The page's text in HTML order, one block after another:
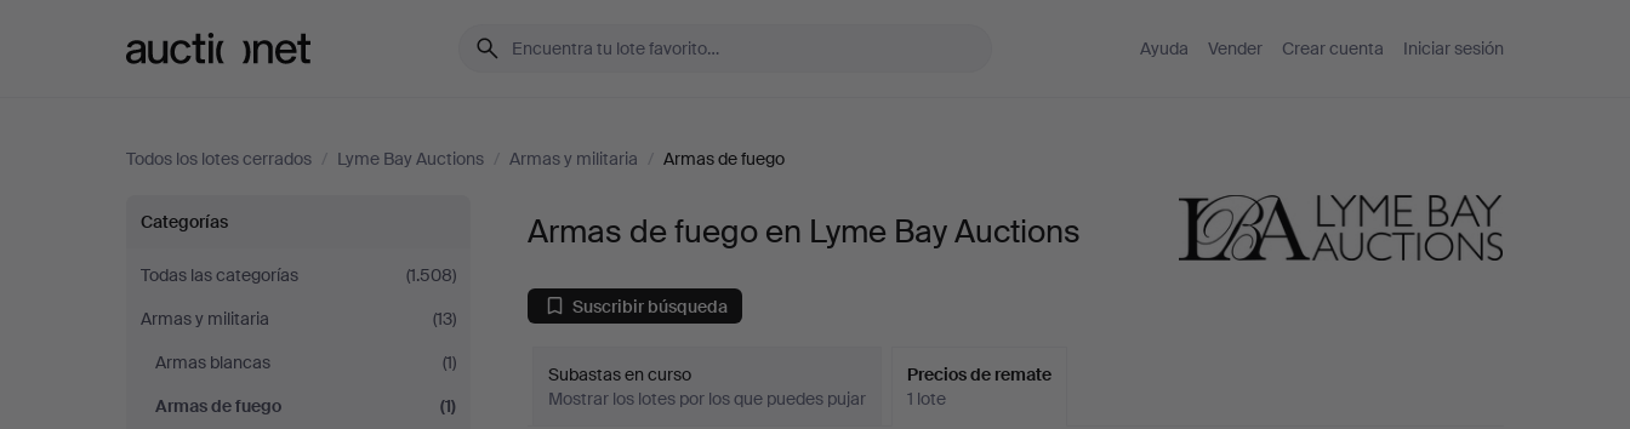
Ayuda Vender Crear cuenta Iniciar sesión
Todos los lotes cerrados / Lyme Bay Auctions / Armas y militaria / Armas de fuego
Armas
de
fuego
en
Categorías
Todas las categorías
(1.508)
Armas y militaria
(13)
Armas blancas
(1)
Armas de fuego
(1)
Armas de fuego en Lyme Bay Auctions
Suscribir búsqueda
Subastas en curso
Mostrar los lotes por los que puedes pujar
Precios de remate
1 lote